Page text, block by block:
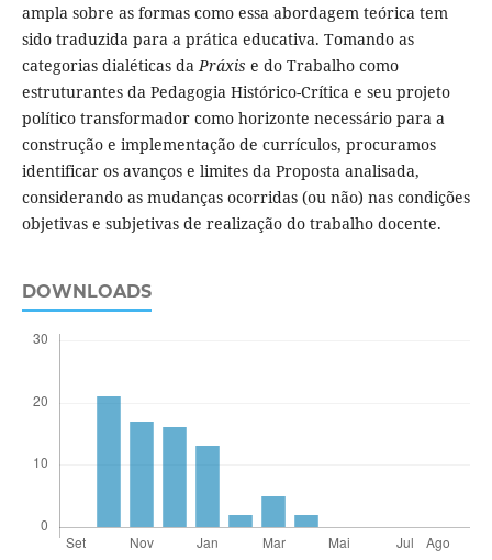
ampla sobre as formas como essa abordagem teórica tem
sido traduzida para a prática educativa. Tomando as
categorias dialéticas da Práxis e do Trabalho como
estruturantes da Pedagogia Histórico-Crítica e seu projeto
político transformador como horizonte necessário para a
construção e implementação de currículos, procuramos
identificar os avanços e limites da Proposta analisada,
considerando as mudanças ocorridas (ou não) nas condições
objetivas e subjetivas de realização do trabalho docente.
DOWNLOADS